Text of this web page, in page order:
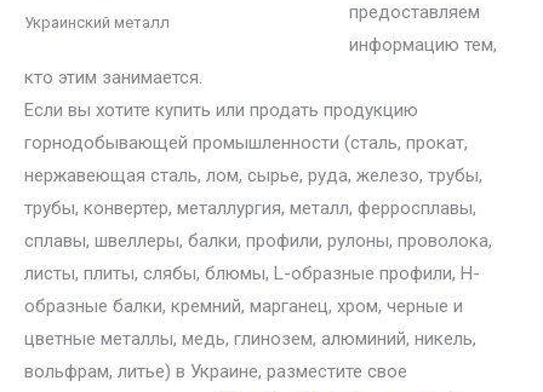
Украинский металл
предоставляем
информацию тем,
кто этим занимается.
Если вы хотите купить или продать продукцию
горнодобывающей промышленности (сталь, прокат,
нержавеющая сталь, лом, сырье, руда, железо, трубы,
трубы, конвертер, металлургия, металл, ферросплавы,
сплавы, швеллеры, балки, профили, рулоны, проволока,
листы, плиты, слябы, блюмы, L-образные профили, H-
образные балки, кремний, марганец, хром, черные и
цветные металлы, медь, глинозем, алюминий, никель,
вольфрам, литье) в Украине, разместите свое